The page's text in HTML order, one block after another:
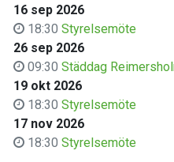
16 sep 2026
18:30 Styrelsemöte
26 sep 2026
09:30 Städdag
19 okt 2026
18:30 Styrelsemöte
17 nov 2026
18:30 Styrelsemöte